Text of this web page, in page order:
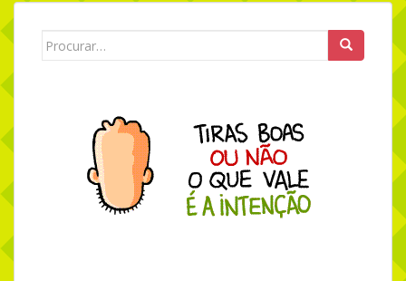
Search for: